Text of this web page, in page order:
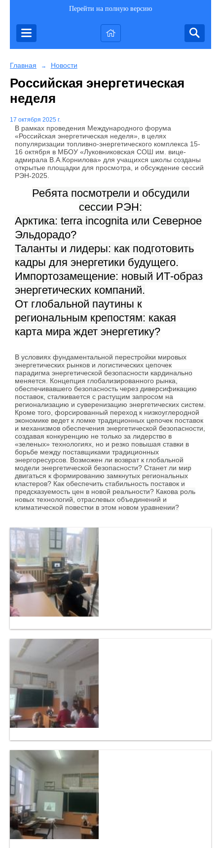
Перейти на полную версию
Главная → Новости
Российская энергетическая
неделя
17 октября 2025 г.
В рамках проведения Международного форума
«Российская энергетическая неделя», в целях
популяризации топливно-энергетического комплекса 15-
16 октября в МБОУ «Луковниковская СОШ им. вице-
адмирала В.А.Корнилова» для учащихся школы созданы
открытые площадки для просмотра, и обсуждение сессий
РЭН-2025.
Ребята посмотрели и обсудили
сессии РЭН:
Арктика: terra incognita или Северное
Эльдорадо?
Таланты и лидеры: как подготовить
кадры для энергетики будущего.
Импортозамещение: новый ИТ-образ
энергетических компаний.
От глобальной паутины к
региональным крепостям: какая
карта мира ждет энергетику?
В условиях фундаментальной перестройки мировых
энергетических рынков и логистических цепочек
парадигма энергетической безопасности кардинально
меняется. Концепция глобализированного рынка,
обеспечивавшего безопасность через диверсификацию
поставок, сталкивается с растущим запросом на
регионализацию и суверенизацию энергетических систем.
Кроме того, форсированный переход к низкоуглеродной
экономике ведет к ломке традиционных цепочек поставок
и механизмов обеспечения энергетической безопасности,
создавая конкуренцию не только за лидерство в
«зеленых» технологиях, но и резко повышая ставки в
борьбе между поставщиками традиционных
энергоресурсов. Возможен ли возврат к глобальной
модели энергетической безопасности? Станет ли мир
двигаться к формированию замкнутых региональных
кластеров? Как обеспечить стабильность поставок и
предсказуемость цен в новой реальности? Какова роль
новых технологий, отраслевых объединений и
климатической повестки в этом новом уравнении?